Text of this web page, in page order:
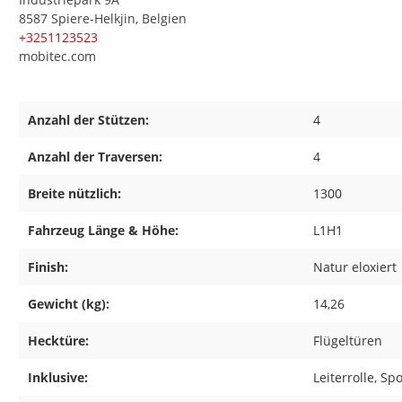
8587 Spiere-Helkjin, Belgien
+3251123523
mobitec.com
Anzahl der Stützen: 4
Anzahl der Traversen: 4
Breite nützlich: 1300
Fahrzeug Länge & Höhe: L1H1
Finish: Natur eloxiert
Gewicht (kg): 14,26
Hecktüre: Flügeltüren
Inklusive: Leiterrolle,